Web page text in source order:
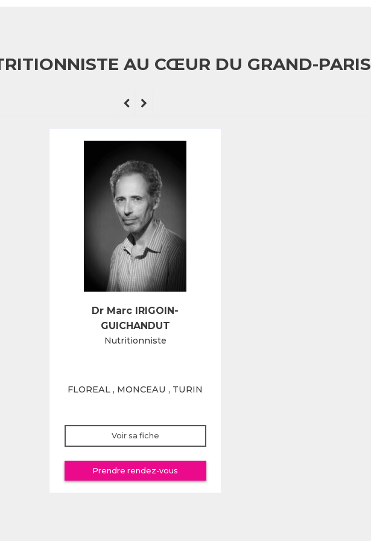
AU CŒUR DU GRAND-PARIS
Dr Marc IRIGOIN-
GUICHANDUT
Nutritionniste
FLOREAL , MONCEAU , TURIN
Voir sa fiche
Prendre rendez-vous